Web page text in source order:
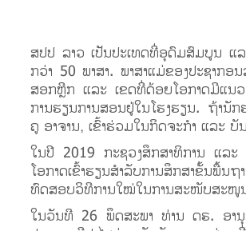
ສປປ ລາວ ເປັນປະເທດທີ່ອຸດົມສົມບູນ ແ
ກວ່າ 50 ພາສາ. ພາສາແມ່ຂອງປະຊາກ
ສອກຫຼີກ ແລະ ເຂດທີ່ດ້ອຍໂອກາດມີແນວ
ການຮຽນການສອນຢູ່ໃນໂຮງຮຽນ. ຖ້ານັກ
ຄູ ອາຈານ, ເຂົ້າຮ່ວມໃນກິດຈະກໍາ ແລະ
ໃນປີ 2019 ກະຊວງສຶກສາທິການ ແລະ
ໂອກາດເຂົ້າຮຽນສໍາລັບການສຶກສາຂັ້ນພື້
ທົດສອບວິທີການໃໝ່ໃນການສະໜັບສະໜູນ
ໃນວັນທີ 26 ພຶດສະພາ ທ່ານ ດຣ. ອານຸ